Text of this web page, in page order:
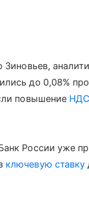
Зиновьев,
до 0,08%
повышение НДС
России уже
ключевую ставку